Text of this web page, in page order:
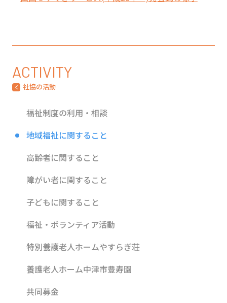
ACTIVITY
社協の活動
福祉制度の利用・相談
地域福祉に関すること
高齢者に関すること
障がい者に関すること
子どもに関すること
福祉・ボランティア活動
特別養護老人ホームやすらぎ荘
養護老人ホーム中津市豊寿園
共同募金